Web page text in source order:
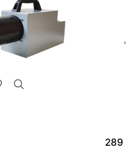
289